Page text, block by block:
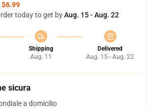
$6.99
today to get byAug. 15 - Aug. 22
Shipping
Aug. 11
Delivered
Aug. 15 - Aug. 22
sicura
a domicilio